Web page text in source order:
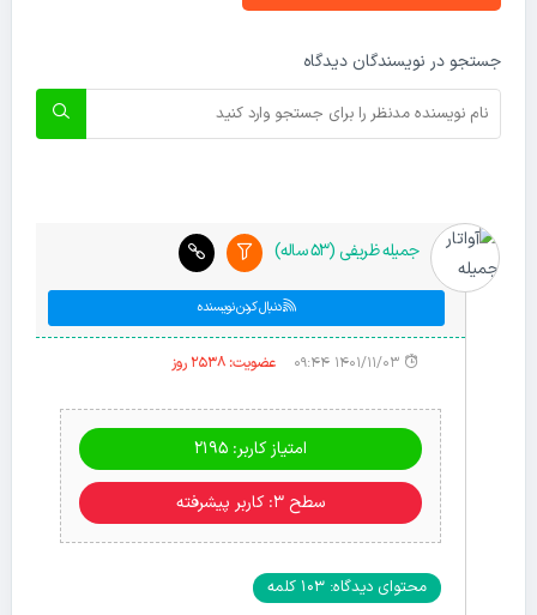
جستجو در نویسندگان دیدگاه
جمیله ظریفی (53 ساله)
دنبال کردن نویسنده
عضویت: 2538 روز
امتیاز کاربر: 2195
سطح ۳: کاربر پیشرفته
محتوای دیدگاه: 103 کلمه